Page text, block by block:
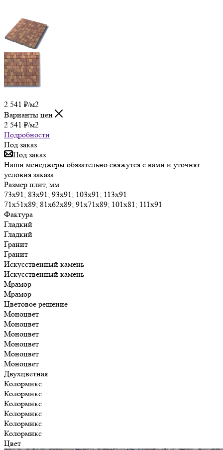
2 541 ₽/м2
Варианты цен
2 541 ₽/м2
Подробности
Под заказ
Под заказ
Наши менеджеры обязательно свяжутся с вами и уточнят
условия заказа
Размер плит, мм
73х91; 83х91; 93х91; 103х91; 113х91
71х51х89; 81х62х89; 91х71х89; 101х81; 111х91
Фактура
Гладкий
Гладкий
Гранит
Гранит
Искусственный камень
Искусственный камень
Мрамор
Мрамор
Цветовое решение
Моноцвет
Моноцвет
Моноцвет
Моноцвет
Моноцвет
Моноцвет
Двухцветная
Колормикс
Колормикс
Колормикс
Колормикс
Колормикс
Колормикс
Цвет